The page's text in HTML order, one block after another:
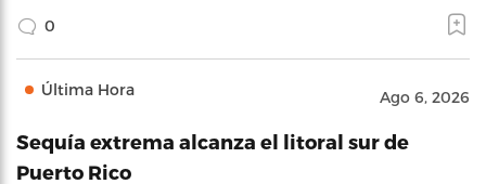
0
Última Hora Ago 6, 2026
Sequía extrema alcanza el litoral sur de
Puerto Rico